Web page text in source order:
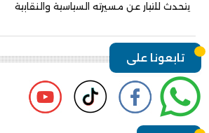
يتحدث للتيار عن مسيرته السياسية والنقابية
تابعونا على